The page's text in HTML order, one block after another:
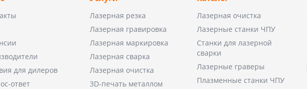
для дилеров
ответ
Лазерная резка
Лазерная гравировка
Лазерная маркировка
Лазерная сварка
Лазерная очистка
3D-печать металлом
Лазерная очистка
Лазерные станки ЧПУ
Станки для лазерной
сварки
Лазерные граверы
Плазменные станки ЧПУ